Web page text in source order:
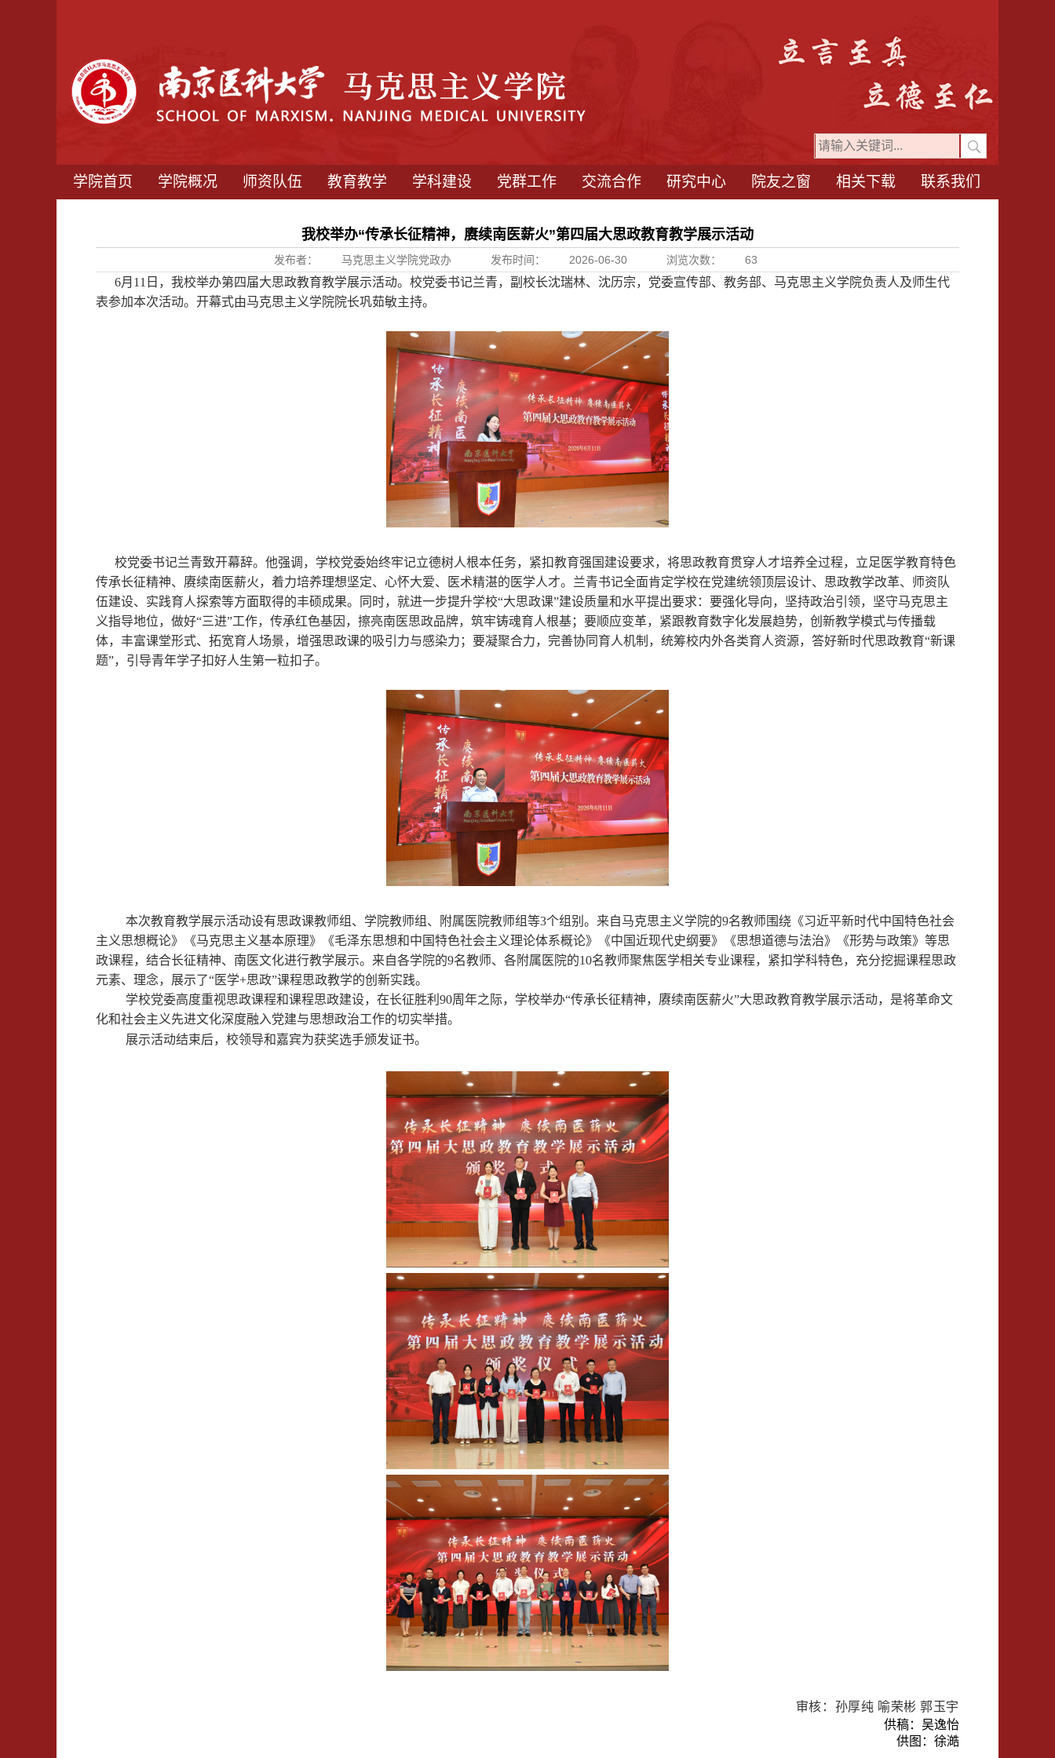
学院首页 学院概况 师资队伍 教育教学 学科建设 党群工作 交流合作 研究中心 院友之窗 相关下载 联系我们
我校举办“传承长征精神，赓续南医薪火”第四届大思政教育教学展示活动
发布者： 马克思主义学院党政办 发布时间： 2026-06-30 浏览次数： 63
6月11日，我校举办第四届大思政教育教学展示活动。校党委书记兰青，副校长沈瑞林、沈历宗，党委宣传部、教务部、马克思主义学院负责人及师生代
表参加本次活动。开幕式由马克思主义学院院长巩茹敏主持。
校党委书记兰青致开幕辞。他强调，学校党委始终牢记立德树人根本任务，紧扣教育强国建设要求，将思政教育贯穿人才培养全过程，立足医学教育特色
传承长征精神、赓续南医薪火，着力培养理想坚定、心怀大爱、医术精湛的医学人才。兰青书记全面肯定学校在党建统领顶层设计、思政教学改革、师资队
伍建设、实践育人探索等方面取得的丰硕成果。同时，就进一步提升学校“大思政课”建设质量和水平提出要求：要强化导向，坚持政治引领，坚守马克思主
义指导地位，做好“三进”工作，传承红色基因，擦亮南医思政品牌，筑牢铸魂育人根基；要顺应变革，紧跟教育数字化发展趋势，创新教学模式与传播载
体，丰富课堂形式、拓宽育人场景，增强思政课的吸引力与感染力；要凝聚合力，完善协同育人机制，统筹校内外各类育人资源，答好新时代思政教育“新课
题”，引导青年学子扣好人生第一粒扣子。
本次教育教学展示活动设有思政课教师组、学院教师组、附属医院教师组等3个组别。来自马克思主义学院的9名教师围绕《习近平新时代中国特色社会
主义思想概论》《马克思主义基本原理》《毛泽东思想和中国特色社会主义理论体系概论》《中国近现代史纲要》《思想道德与法治》《形势与政策》等思
政课程，结合长征精神、南医文化进行教学展示。来自各学院的9名教师、各附属医院的10名教师聚焦医学相关专业课程，紧扣学科特色，充分挖掘课程思政
元素、理念，展示了“医学+思政”课程思政教学的创新实践。
学校党委高度重视思政课程和课程思政建设，在长征胜利90周年之际，学校举办“传承长征精神，赓续南医薪火”大思政教育教学展示活动，是将革命文
化和社会主义先进文化深度融入党建与思想政治工作的切实举措。
展示活动结束后，校领导和嘉宾为获奖选手颁发证书。
审核：孙厚纯 喻荣彬 郭玉宇
供稿：吴逸怡
供图：徐澔